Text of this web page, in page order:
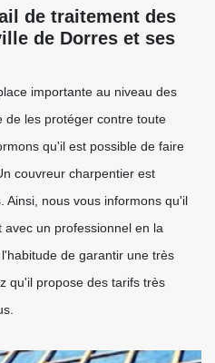
de traitement des
de Dorres et ses
importante au niveau des
de les protéger contre toute
qu'il est possible de faire
couvreur charpentier est
Ainsi, nous vous informons qu'il
un professionnel en la
de garantir une très
qu'il propose des tarifs très